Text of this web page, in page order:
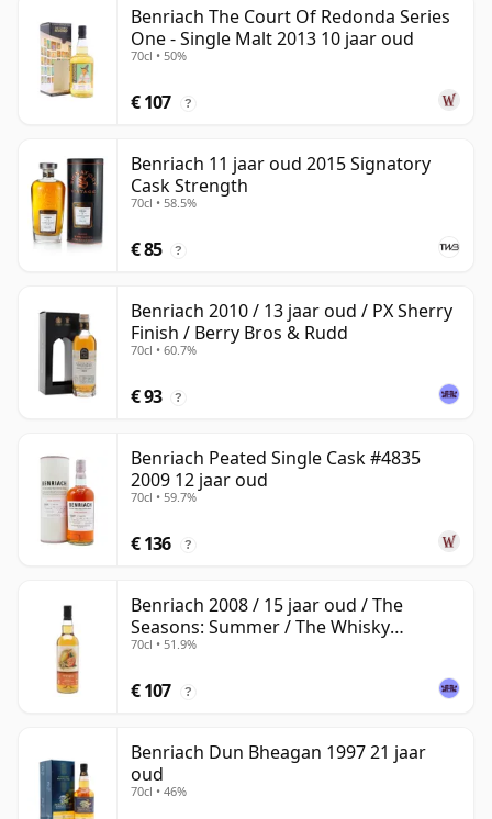
Benriach The Court Of Redonda Series
One - Single Malt 2013 10 jaar oud
70cl • 50%
€ 107 ?
Benriach 11 jaar oud 2015 Signatory
Cask Strength
70cl • 58.5%
€ 85 ?
Benriach 2010 / 13 jaar oud / PX Sherry
Finish / Berry Bros & Rudd
70cl • 60.7%
€ 93 ?
Benriach Peated Single Cask #4835
2009 12 jaar oud
70cl • 59.7%
€ 136 ?
Benriach 2008 / 15 jaar oud / The
Seasons: Summer / The Whisky
Exchange
70cl • 51.9%
€ 107 ?
Benriach Dun Bheagan 1997 21 jaar
oud
70cl • 46%